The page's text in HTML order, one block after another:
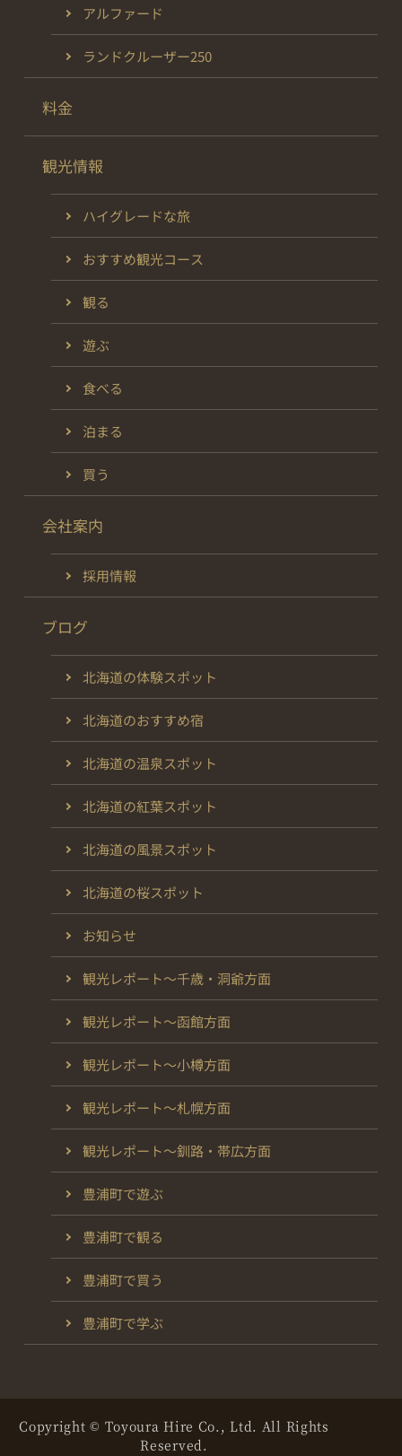
アルファード
ランドクルーザー250
料金
観光情報
ハイグレードな旅
おすすめ観光コース
観る
遊ぶ
食べる
泊まる
買う
会社案内
採用情報
ブログ
北海道の体験スポット
北海道のおすすめ宿
北海道の温泉スポット
北海道の紅葉スポット
北海道の風景スポット
北海道の桜スポット
お知らせ
観光レポート～千歳・洞爺方面
観光レポート～函館方面
観光レポート～小樽方面
観光レポート～札幌方面
観光レポート～釧路・帯広方面
豊浦町で遊ぶ
豊浦町で観る
豊浦町で買う
豊浦町で学ぶ
Copyright © Toyoura Hire Co., Ltd. All Rights
Reserved.